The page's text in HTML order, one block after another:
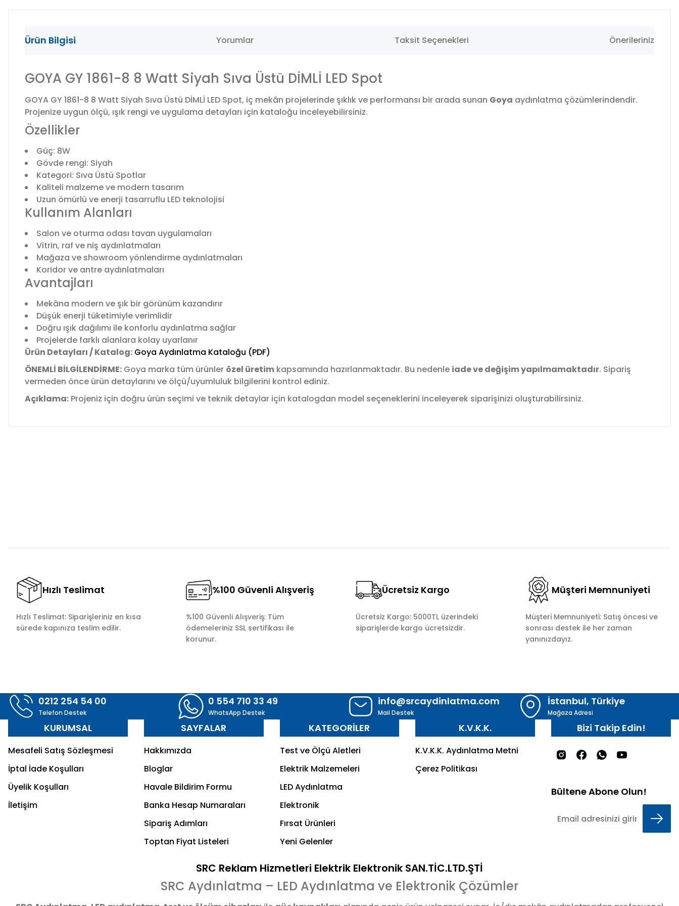
Ürün Bilgisi Yorumlar Taksit Seçenekleri Önerileriniz
GOYA GY 1861-8 8 Watt Siyah Sıva Üstü DİMLİ LED Spot
GOYA GY 1861-8 8 Watt Siyah Sıva Üstü DİMLİ LED Spot, iç mekân projelerinde şıklık ve performansı bir arada sunan Goya aydınlatma çözümlerindendir.
Projenize uygun ölçü, ışık rengi ve uygulama detayları için kataloğu inceleyebilirsiniz.
Özellikler
Güç: 8W
Gövde rengi: Siyah
Kategori: Sıva Üstü Spotlar
Kaliteli malzeme ve modern tasarım
Uzun ömürlü ve enerji tasarruflu LED teknolojisi
Kullanım Alanları
Salon ve oturma odası tavan uygulamaları
Vitrin, raf ve niş aydınlatmaları
Mağaza ve showroom yönlendirme aydınlatmaları
Koridor ve antre aydınlatmaları
Avantajları
Mekâna modern ve şık bir görünüm kazandırır
Düşük enerji tüketimiyle verimlidir
Doğru ışık dağılımı ile konforlu aydınlatma sağlar
Projelerde farklı alanlara kolay uyarlanır
Ürün Detayları / Katalog: Goya Aydınlatma Kataloğu (PDF)
ÖNEMLİ BİLGİLENDİRME: Goya marka tüm ürünler özel üretim kapsamında hazırlanmaktadır. Bu nedenle iade ve değişim yapılmamaktadır. Sipariş
vermeden önce ürün detaylarını ve ölçü/uyumluluk bilgilerini kontrol ediniz.
Açıklama: Projeniz için doğru ürün seçimi ve teknik detaylar için katalogdan model seçeneklerini inceleyerek siparişinizi oluşturabilirsiniz.
Hızlı Teslimat
Hızlı Teslimat: Siparişleriniz en kısa
sürede kapınıza teslim edilir.
%100 Güvenli Alışveriş
%100 Güvenli Alışveriş: Tüm
ödemeleriniz SSL sertifikası ile
korunur.
Ücretsiz Kargo
Ücretsiz Kargo: 5000TL üzerindeki
siparişlerde kargo ücretsizdir.
Müşteri Memnuniyeti
Müşteri Memnuniyeti: Satış öncesi ve
sonrası destek ile her zaman
yanınızdayız.
0212 254 54 00
Telefon Destek
0 554 710 33 49
WhatsApp Destek
info@srcaydinlatma.com
Mail Destek
İstanbul, Türkiye
Mağaza Adresi
KURUMSAL
Mesafeli Satış Sözleşmesi
İptal İade Koşulları
Üyelik Koşulları
İletişim
SAYFALAR
Hakkımızda
Bloglar
Havale Bildirim Formu
Banka Hesap Numaraları
Sipariş Adımları
Toptan Fiyat Listeleri
KATEGORİLER
Test ve Ölçü Aletleri
Elektrik Malzemeleri
LED Aydınlatma
Elektronik
Fırsat Ürünleri
Yeni Gelenler
K.V.K.K.
K.V.K.K. Aydınlatma Metni
Çerez Politikası
Bizi Takip Edin!
Bültene Abone Olun!
SRC Reklam Hizmetleri Elektrik Elektronik SAN.TİC.LTD.ŞTİ
SRC Aydınlatma – LED Aydınlatma ve Elektronik Çözümler